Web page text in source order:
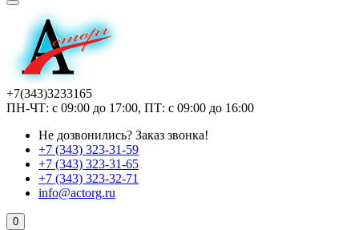
+7(343)3233165
ПН-ЧТ: с 09:00 до 17:00, ПТ: с 09:00 до 16:00
Не дозвонились? Заказ звонка!
+7 (343) 323-31-59
+7 (343) 323-31-65
+7 (343) 323-32-71
info@actorg.ru
0